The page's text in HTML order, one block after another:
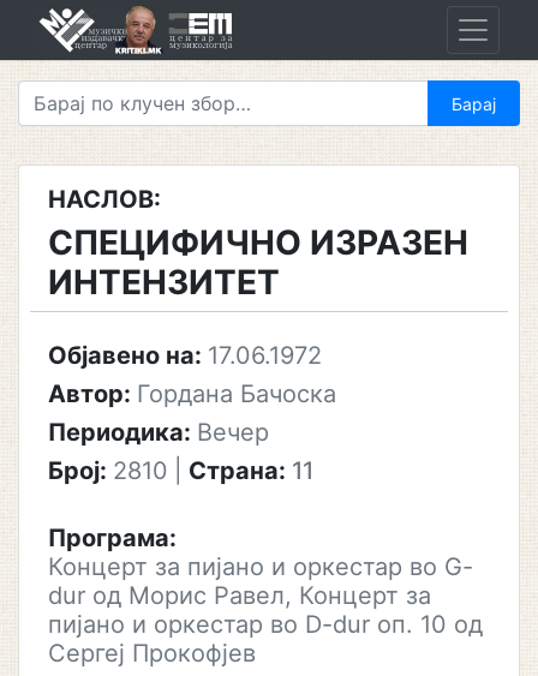
НАСЛОВ:
СПЕЦИФИЧНО ИЗРАЗЕН
ИНТЕНЗИТЕТ
Објавено на: 17.06.1972
Автор: Гордана Бачоска
Периодика: Вечер
Број: 2810 Страна: 11
Програма:
Концерт за пијано и оркестар во G-
dur од Морис Равел, Концерт за
пијано и оркестар во D-dur оп. 10 од
Сергеј Прокофјев